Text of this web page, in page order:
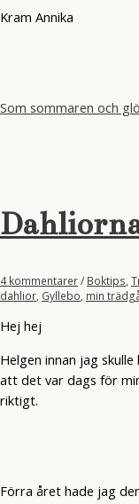
Kram Annika
Som sommaren och
4 kommentarer/ Boktips
dahlior Gyllebo min
Hej hej
Helgen innan jag
att det var dags för
riktigt.
Förra året hade jag